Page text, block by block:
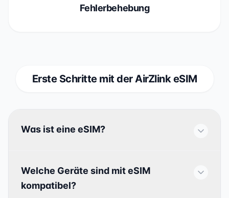
Fehlerbehebung
Erste Schritte mit der AirZlink eSIM
Was ist eine eSIM?
Welche Geräte sind mit eSIM
kompatibel?